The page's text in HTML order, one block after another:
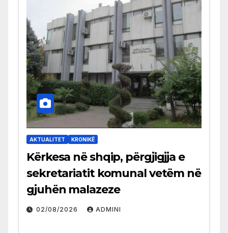
AKTUALITET KRONIKË
Kërkesa në shqip, përgjigjja e
sekretariatit komunal vetëm në
gjuhën malazeze
02/08/2026 ADMINI